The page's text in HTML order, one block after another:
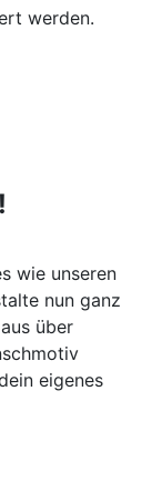
werden.
wie unseren
nun ganz
über
eigenes